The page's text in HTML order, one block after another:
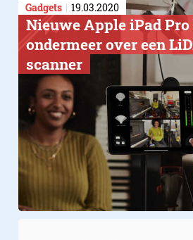
Gadgets 19.03.2020
Nieuwe Apple iPad
ondermeer over een
scanner